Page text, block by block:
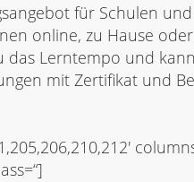
für Schulen
online, zu Hause
Lerntempo und
mit Zertifikat und